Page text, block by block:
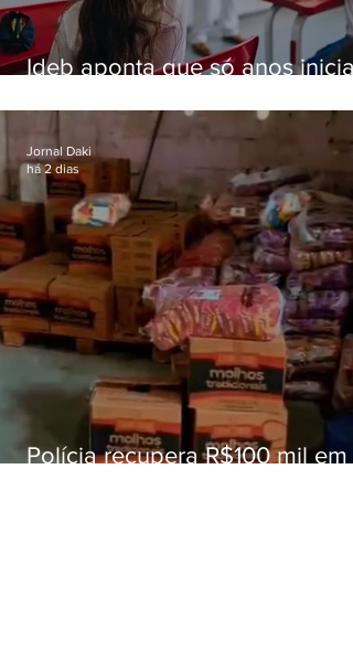
Ideb aponta que só anos
educação
Polícia recupera R$100 mil em
Jornal Daki
há 2 dias